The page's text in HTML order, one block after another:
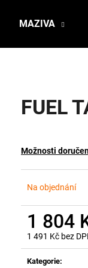
MAZIVA
FUEL
Možnosti
Na objednání
1 804
1 491 Kč bez
Měrná
cena:
Kategorie:
HLEDAT